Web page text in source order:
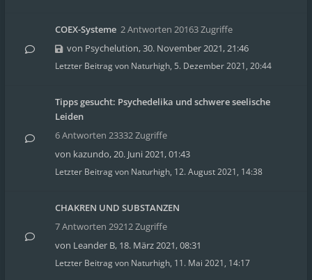
COEX-Systeme 2 Antworten 20163 Zugriffe
von Psychelution,30. November 2021, 21:46
Letzter Beitrag von Naturhigh, 5. Dezember 2021, 20:44
Tipps gesucht: Psychedelika und schwere seelische
Leiden
6 Antworten 23332 Zugriffe
von kazundo,20. Juni 2021, 01:43
Letzter Beitrag von Naturhigh, 12. August 2021, 14:38
CHAKREN UND SUBSTANZEN
7 Antworten 29212 Zugriffe
von Leander B, 18. März 2021, 08:31
Letzter Beitrag von Naturhigh, 11. Mai 2021, 14:17